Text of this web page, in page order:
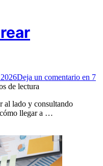
Deja un comentario en 7
de lectura
al lado y consultando
llegar a …